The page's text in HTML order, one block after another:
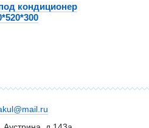
кондиционер